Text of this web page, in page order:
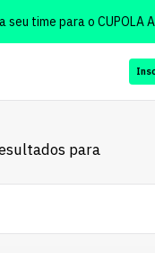
seu time para o CUPOLA
para